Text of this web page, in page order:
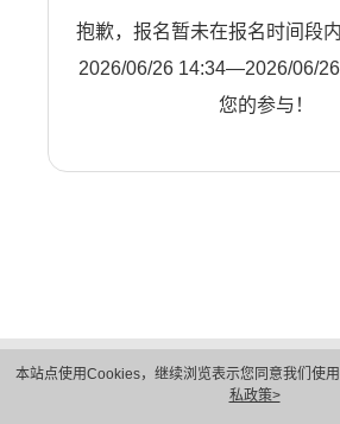
本站点使用Cookies，继续浏览表示您同意我们使
私政策>
抱歉，报名暂未在报名时间段
2026/06/26 14:34—2026/06/
您的参与！
隐私保护
法律声明